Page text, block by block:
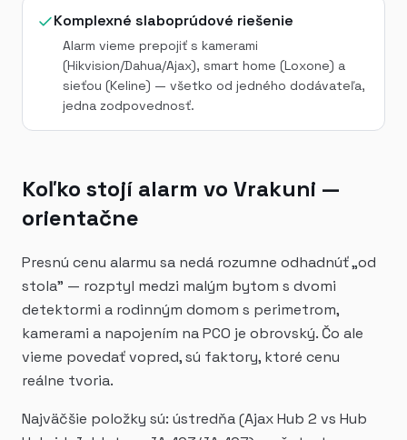
Komplexné slaboprúdové riešenie
Alarm vieme prepojiť s kamerami
(Hikvision/Dahua/Ajax), smart home (Loxone) a
sieťou (Keline) — všetko od jedného dodávateľa,
jedna zodpovednosť.
Koľko stojí alarm vo Vrakuni —
orientačne
Presnú cenu alarmu sa nedá rozumne odhadnúť „od
stola" — rozptyl medzi malým bytom s dvomi
detektormi a rodinným domom s perimetrom,
kamerami a napojením na PCO je obrovský. Čo ale
vieme povedať vopred, sú faktory, ktoré cenu
reálne tvoria.
Najväčšie položky sú: ústredňa (Ajax Hub 2 vs Hub